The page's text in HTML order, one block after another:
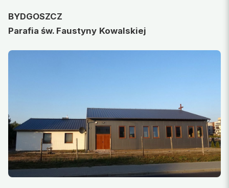
BYDGOSZCZ
Parafia św. Faustyny Kowalskiej